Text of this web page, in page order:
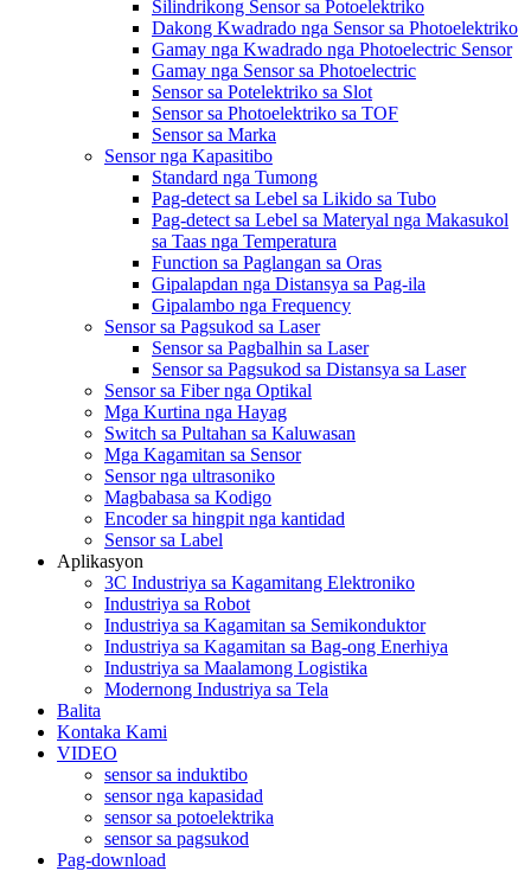
Silindrikong Sensor sa Potoelektriko
Dakong Kwadrado nga Sensor sa Photoelektriko
Gamay nga Kwadrado nga Photoelectric Sensor
Gamay nga Sensor sa Photoelectric
Sensor sa Potelektriko sa Slot
Sensor sa Photoelektriko sa TOF
Sensor sa Marka
Sensor nga Kapasitibo
Standard nga Tumong
Pag-detect sa Lebel sa Likido sa Tubo
Pag-detect sa Lebel sa Materyal nga Makasukol
sa Taas nga Temperatura
Function sa Paglangan sa Oras
Gipalapdan nga Distansya sa Pag-ila
Gipalambo nga Frequency
Sensor sa Pagsukod sa Laser
Sensor sa Pagbalhin sa Laser
Sensor sa Pagsukod sa Distansya sa Laser
Sensor sa Fiber nga Optikal
Mga Kurtina nga Hayag
Switch sa Pultahan sa Kaluwasan
Mga Kagamitan sa Sensor
Sensor nga ultrasoniko
Magbabasa sa Kodigo
Encoder sa hingpit nga kantidad
Sensor sa Label
Aplikasyon
3C Industriya sa Kagamitang Elektroniko
Industriya sa Robot
Industriya sa Kagamitan sa Semikonduktor
Industriya sa Kagamitan sa Bag-ong Enerhiya
Industriya sa Maalamong Logistika
Modernong Industriya sa Tela
Balita
Kontaka Kami
VIDEO
sensor sa induktibo
sensor nga kapasidad
sensor sa potoelektrika
sensor sa pagsukod
Pag-download